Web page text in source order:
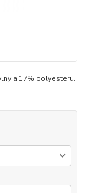
a 17% polyesteru.